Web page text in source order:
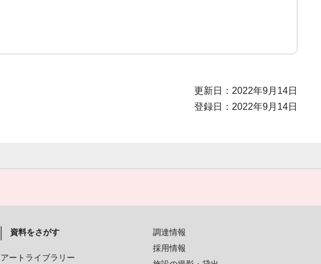
更新日：2022年9月14日
登録日：2022年9月14日
資料をさがす
アートライブラリー
調達情報
採用情報